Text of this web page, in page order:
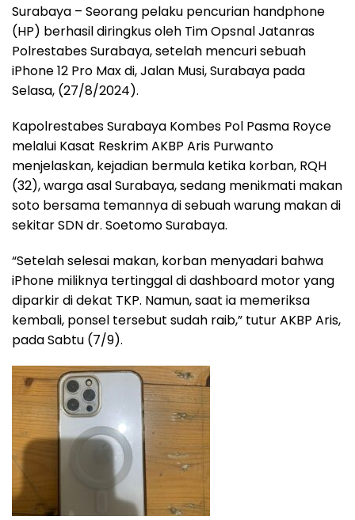
Surabaya – Seorang pelaku pencurian handphone
(HP) berhasil diringkus oleh Tim Opsnal Jatanras
Polrestabes Surabaya, setelah mencuri sebuah
iPhone 12 Pro Max di, Jalan Musi, Surabaya pada
Selasa, (27/8/2024).
Kapolrestabes Surabaya Kombes Pol Pasma Royce
melalui Kasat Reskrim AKBP Aris Purwanto
menjelaskan, kejadian bermula ketika korban, RQH
(32), warga asal Surabaya, sedang menikmati makan
soto bersama temannya di sebuah warung makan di
sekitar SDN dr. Soetomo Surabaya.
“Setelah selesai makan, korban menyadari bahwa
iPhone miliknya tertinggal di dashboard motor yang
diparkir di dekat TKP. Namun, saat ia memeriksa
kembali, ponsel tersebut sudah raib,” tutur AKBP Aris,
pada Sabtu (7/9).